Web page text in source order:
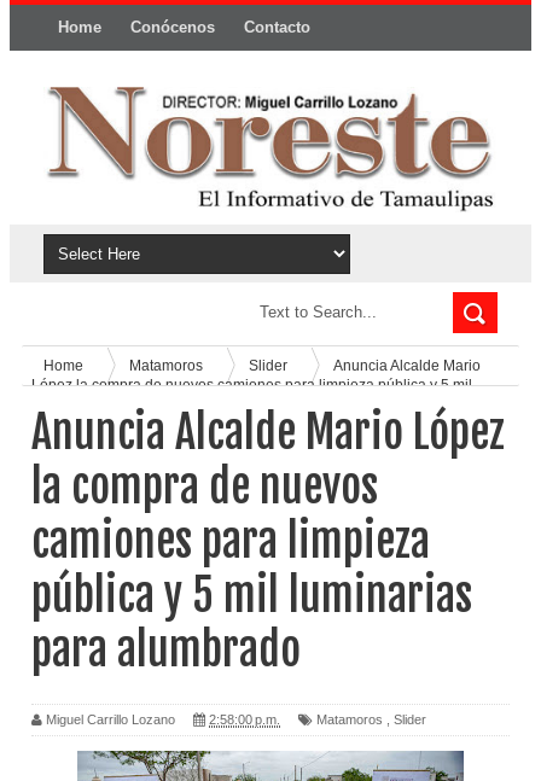
Home Conócenos Contacto
Home Matamoros Slider
Anuncia Alcalde Mario
López la compra de nuevos camiones para limpieza pública y 5 mil
Anuncia Alcalde Mario López
la compra de nuevos
camiones para limpieza
pública y 5 mil luminarias
para alumbrado
Miguel Carrillo Lozano 2:58:00 p.m. Matamoros Slider